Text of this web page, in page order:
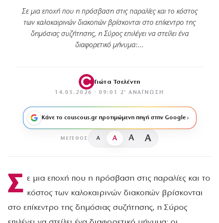
Σε μια εποχή που η πρόσβαση στις παραλίες και το κόστος
των καλοκαιρινών διακοπών βρίσκονται στο επίκεντρο της
δημόσιας συζήτησης, η Σύρος επιλέγει να στείλει ένα
διαφορετικό μήνυμα:…
Γιώτα Τσελέντη
14.05.2026 · 09:01 · 2′ ΑΝΆΓΝΩΣΗ
Κάνε το couscous.gr προτιμώμενη πηγή στην Google
ΜΈΓΕΘΟΣ A A A A
Σ ε μια εποχή που η πρόσβαση στις παραλίες και το
κόστος των καλοκαιρινών διακοπών βρίσκονται
στο επίκεντρο της δημόσιας συζήτησης, η Σύρος